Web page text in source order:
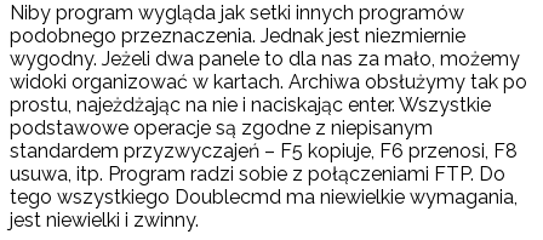
Niby program wygląda jak setki innych programów
podobnego przeznaczenia. Jednak jest niezmiernie
wygodny. Jeżeli dwa panele to dla nas za mało, możemy
widoki organizować w kartach. Archiwa obsłużymy tak po
prostu, najeżdżając na nie i naciskając enter. Wszystkie
podstawowe operacje są zgodne z niepisanym
standardem przyzwyczajeń – F5 kopiuje, F6 przenosi, F8
usuwa, itp. Program radzi sobie z połączeniami FTP. Do
tego wszystkiego Doublecmd ma niewielkie wymagania,
jest niewielki i zwinny.